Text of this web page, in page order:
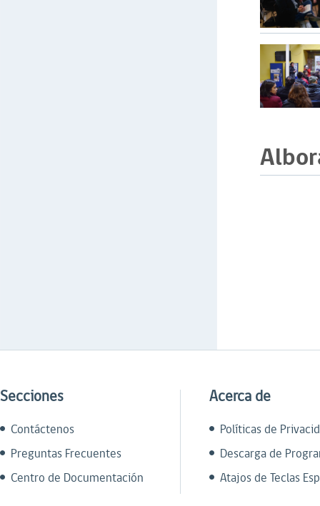
Secciones
Contáctenos
Preguntas Frecuentes
Centro de Documentación
Acerca de
Políticas de
Descarga de
Atajos de Teclas